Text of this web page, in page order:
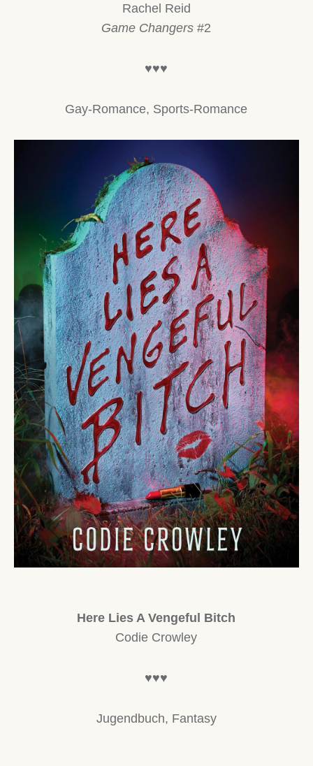
Rachel Reid
Game Changers #2
♥♥♥
Gay-Romance, Sports-Romance
Here Lies A Vengeful Bitch
Codie Crowley
♥♥♥
Jugendbuch, Fantasy